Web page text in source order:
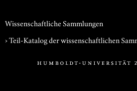
Wissenschaftliche Sammlungen
› Teil-Katalog der wissenschaftlichen